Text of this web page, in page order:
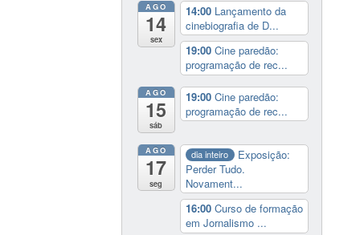
AGO
14
sex
14:00 Lançamento da
cinebiografia de D...
19:00 Cine paredão:
programação de rec...
AGO
15
sáb
19:00 Cine paredão:
programação de rec...
AGO
17
seg
dia inteiro
Exposição:
Perder Tudo.
Novament...
16:00 Curso de formação
em Jornalismo ...